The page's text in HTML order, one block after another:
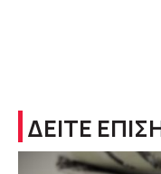
ΔΕΙΤΕ